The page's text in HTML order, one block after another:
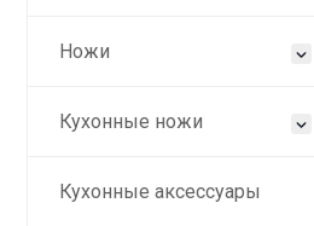
Ножи
Кухонные ножи
Кухонные аксессуары